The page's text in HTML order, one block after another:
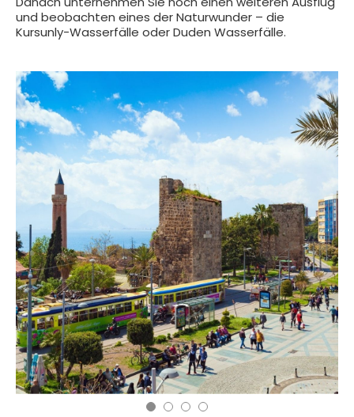
und beobachten eines der Naturwunder – die
Kursunly-Wasserfälle oder Duden Wasserfälle.